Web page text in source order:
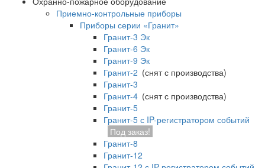
Приемно-контрольные приборы
Приборы серии «Гранит»
Гранит-3 Эк
Гранит-6 Эк
Гранит-9 Эк
Гранит-2 (снят с производства)
Гранит-3
Гранит-4 (снят с производства)
Гранит-5
Гранит-5 с IP-регистратором событий
Под заказ!
Гранит-8
Гранит-12